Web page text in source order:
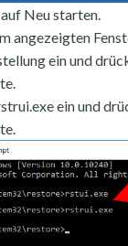
Neu starten.
angezeigten
ein und
ein und